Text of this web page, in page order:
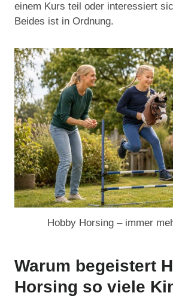
einem Kurs teil oder interessiert
Beides ist in Ordnung.
Hobby Horsing – immer
Warum begeistert
Horsing so viele